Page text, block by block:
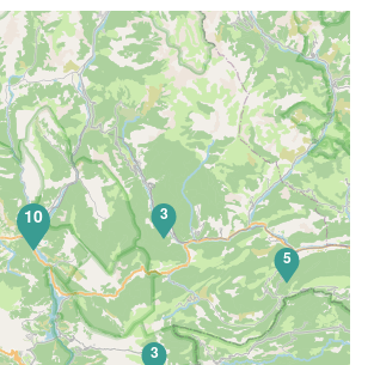
10
3
3
5